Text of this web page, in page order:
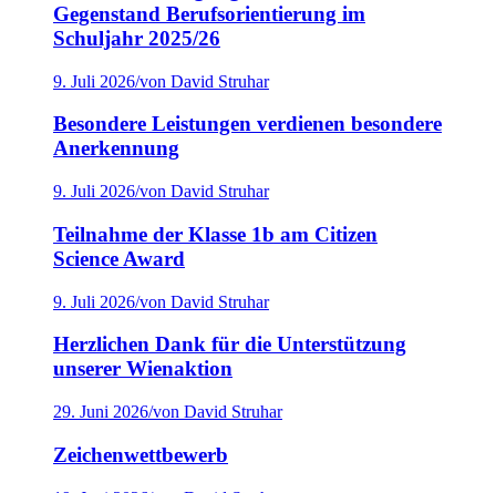
Gegenstand Berufsorientierung im
Schuljahr 2025/26
9. Juli 2026/von David Struhar
Besondere Leistungen verdienen besondere
Anerkennung
9. Juli 2026/von David Struhar
Teilnahme der Klasse 1b am Citizen
Science Award
9. Juli 2026/von David Struhar
Herzlichen Dank für die Unterstützung
unserer Wienaktion
29. Juni 2026/von David Struhar
Zeichenwettbewerb